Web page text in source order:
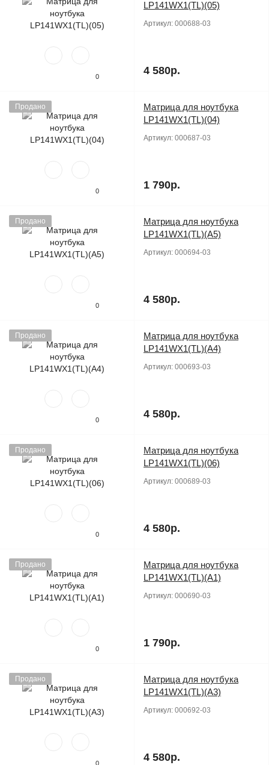
0
LP141WX1(TL)(05)
Артикул: 000688-03
4 580р.
Продано
0
Матрица для ноутбука
LP141WX1(TL)(04)
Артикул: 000687-03
1 790р.
Продано
0
Матрица для ноутбука
LP141WX1(TL)(A5)
Артикул: 000694-03
4 580р.
Продано
0
Матрица для ноутбука
LP141WX1(TL)(A4)
Артикул: 000693-03
4 580р.
Продано
0
Матрица для ноутбука
LP141WX1(TL)(06)
Артикул: 000689-03
4 580р.
Продано
0
Матрица для ноутбука
LP141WX1(TL)(A1)
Артикул: 000690-03
1 790р.
Продано
0
Матрица для ноутбука
LP141WX1(TL)(A3)
Артикул: 000692-03
4 580р.